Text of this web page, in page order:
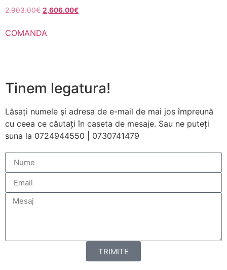
2,903.00€ 2,606.00€
COMANDA
Tinem legatura!
Lăsați numele și adresa de e-mail de mai jos împreună
cu ceea ce căutați în caseta de mesaje. Sau ne puteți
suna la 0724944550 | 0730741479
TRIMITE
mai bine posibil
dumneavoastră.
vor dispărea de
pe site.
Marketing
Împărtășindu-vă
interesele și
comportamentul
pe măsură ce
vizitați site-ul
nostru, creșteți
șansa de a